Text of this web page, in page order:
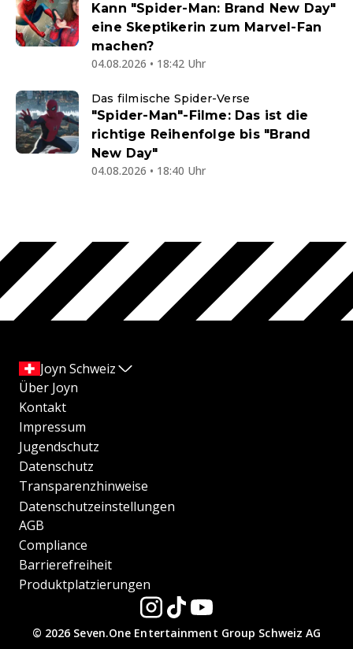
Kann "Spider-Man: Brand New Day"
eine Skeptikerin zum Marvel-Fan
machen?
04.08.2026 • 18:42 Uhr
Das filmische Spider-Verse
"Spider-Man"-Filme: Das ist die
richtige Reihenfolge bis "Brand
New Day"
04.08.2026 • 18:40 Uhr
Joyn Schweiz
Über Joyn
Kontakt
Impressum
Jugendschutz
Datenschutz
Transparenzhinweise
Datenschutzeinstellungen
AGB
Compliance
Barrierefreiheit
Produktplatzierungen
© 2026 Seven.One Entertainment Group Schweiz AG